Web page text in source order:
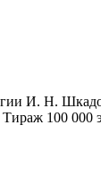
И. Н.
100 000